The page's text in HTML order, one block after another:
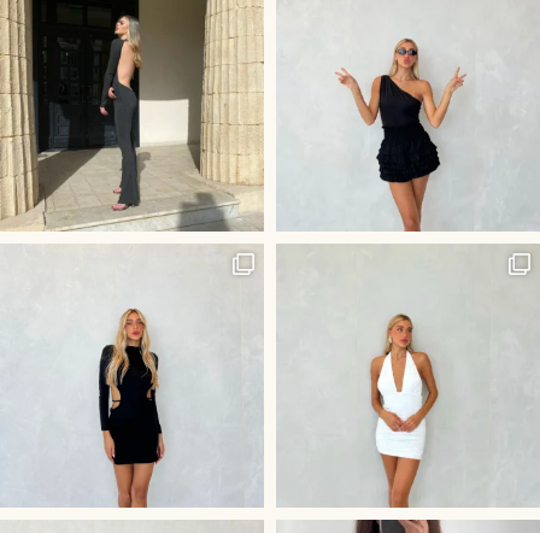
היוש לשמלה הכי לוהטת בסביבה
חליפת ״קים״ שלנו - שהיא השלמ